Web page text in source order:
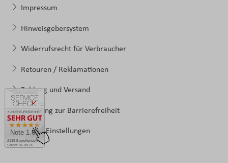
2138 Bewertungen
Stand: 06.08.26
Note 1.60
Impressum
Hinweisgebersystem
Widerrufsrecht für Verbraucher
Retouren / Reklamationen
Zahlung und Versand
Erklärung zur Barrierefreiheit
Cookie-Einstellungen